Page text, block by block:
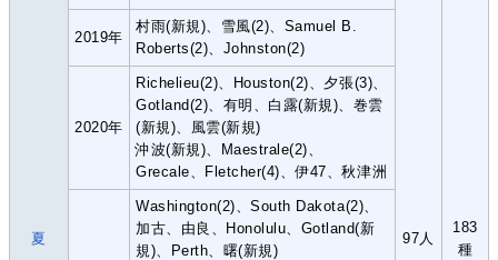
夏 97人
183
種
2019年
村雨(新規)、雪風(2)、Samuel B.
Roberts(2)、Johnston(2)
2020年
Richelieu(2)、Houston(2)、夕張(3)、
Gotland(2)、有明、白露(新規)、巻雲
(新規)、風雲(新規)
沖波(新規)、Maestrale(2)、
Grecale、Fletcher(4)、伊47、秋津洲
Washington(2)、South Dakota(2)、
加古、由良、Honolulu、Gotland(新
規)、Perth、曙(新規)